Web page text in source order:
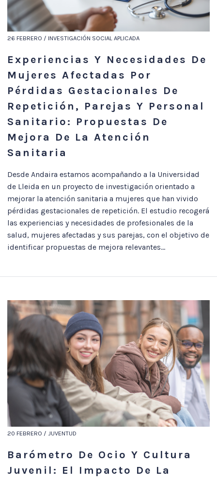
26 FEBRERO / INVESTIGACIÓN SOCIAL APLICADA
Experiencias Y Necesidades De
Mujeres Afectadas Por
Pérdidas Gestacionales De
Repetición, Parejas Y Personal
Sanitario: Propuestas De
Mejora De La Atención
Sanitaria
Desde Andaira estamos acompañando a la Universidad
de Lleida en un proyecto de investigación orientado a
mejorar la atención sanitaria a mujeres que han vivido
pérdidas gestacionales de repetición. El estudio recogerá
las experiencias y necesidades de profesionales de la
salud, mujeres afectadas y sus parejas, con el objetivo de
identificar propuestas de mejora relevantes...
20 FEBRERO / JUVENTUD
Barómetro De Ocio Y Cultura
Juvenil: El Impacto De La